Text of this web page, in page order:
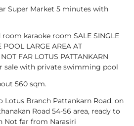
Super Market 5 minutes with
karaoke room SALE SINGLE
POOL LARGE AREA AT
FAR LOTUS PATTANKARN
sale with private swimming pool
560 sqm.
Lotus Branch Pattankarn Road, on
Road 54-56 area, ready to
Not far from Narasiri